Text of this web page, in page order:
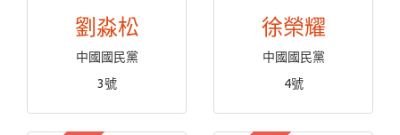
劉淼松
中國國民黨
3號
徐榮耀
中國國民黨
4號